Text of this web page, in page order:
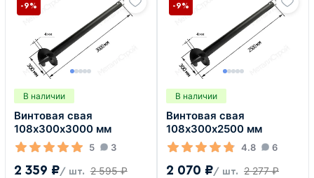
В наличии
Винтовая свая
108х300х3000 мм
5 3
2 359 ₽/ шт. 2 595 ₽
-9%
В наличии
Винтовая свая
108х300х2500 мм
4.8 6
2 070 ₽/ шт. 2 277 ₽
-9%